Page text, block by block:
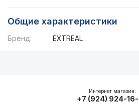
Общие характеристики
Бренд: EXTREAL
Интернет магазин:
+7 (924) 924-